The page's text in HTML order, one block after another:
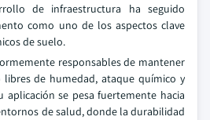
de infraestructura ha seguido
como uno de los aspectos clave
de suelo.
responsables de mantener
libres de humedad, ataque químico y
aplicación se pesa fuertemente hacia
de salud, donde la durabilidad